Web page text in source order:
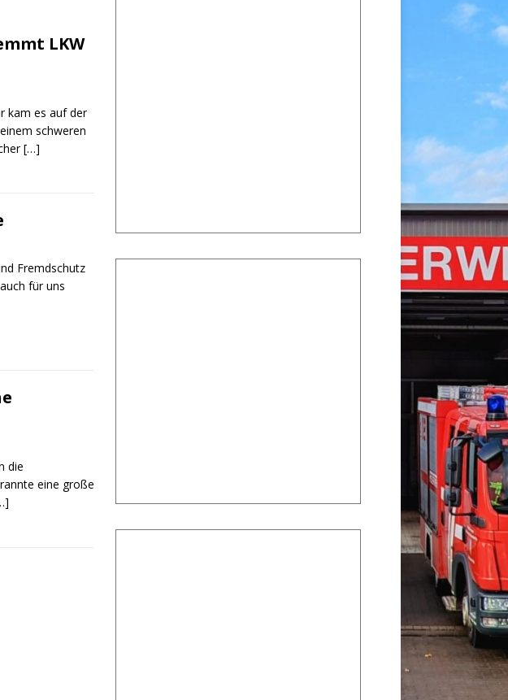
LKW
kam es auf der
schweren
[…]
Fremdschutz
für uns
die
eine große